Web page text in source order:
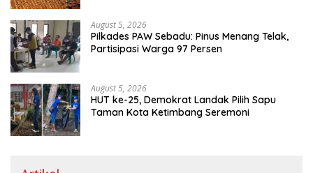
August 5, 2026
Pilkades PAW Sebadu: Pinus Menang Telak,
Partisipasi Warga 97 Persen
August 5, 2026
HUT ke-25, Demokrat Landak Pilih Sapu
Taman Kota Ketimbang Seremoni